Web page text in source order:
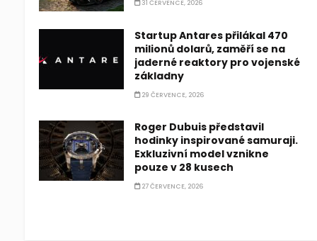
31 ČERVENCE, 2026
Startup Antares přilákal 470
milionů dolarů, zaměří se na
jaderné reaktory pro vojenské
základny
29 ČERVENCE, 2026
Roger Dubuis představil
hodinky inspirované samuraji.
Exkluzivní model vznikne
pouze v 28 kusech
27 ČERVENCE, 2026